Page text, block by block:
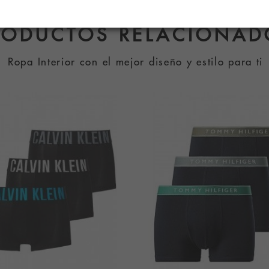
Ropa Interior con el mejor diseño y estilo para ti